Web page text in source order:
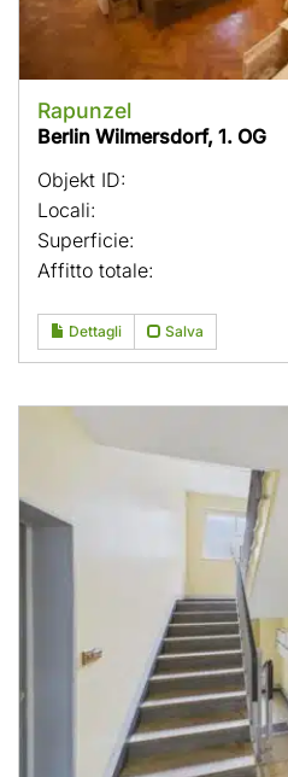
Rapunzel
Berlin Wilmersdorf, 1. OG
Objekt ID:
Locali:
Superficie:
Affitto totale:
Dettagli Salva